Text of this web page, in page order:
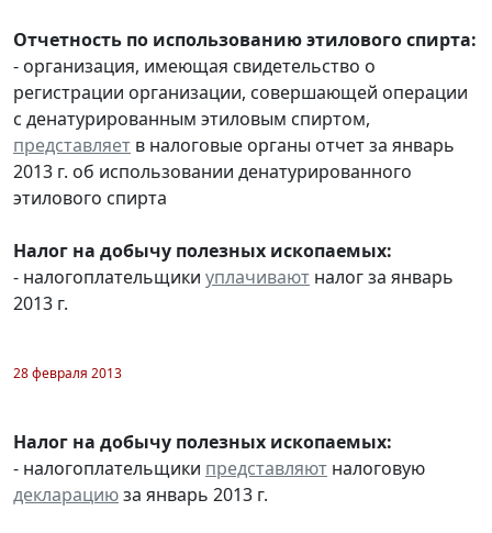
Отчетность по использованию этилового спирта:
- организация, имеющая свидетельство о
регистрации организации, совершающей операции
с денатурированным этиловым спиртом,
представляет в налоговые органы отчет за январь
2013 г. об использовании денатурированного
этилового спирта
Налог на добычу полезных ископаемых:
- налогоплательщики уплачивают налог за январь
2013 г.
28 февраля 2013
Налог на добычу полезных ископаемых:
- налогоплательщики представляют налоговую
декларациюза январь 2013 г.